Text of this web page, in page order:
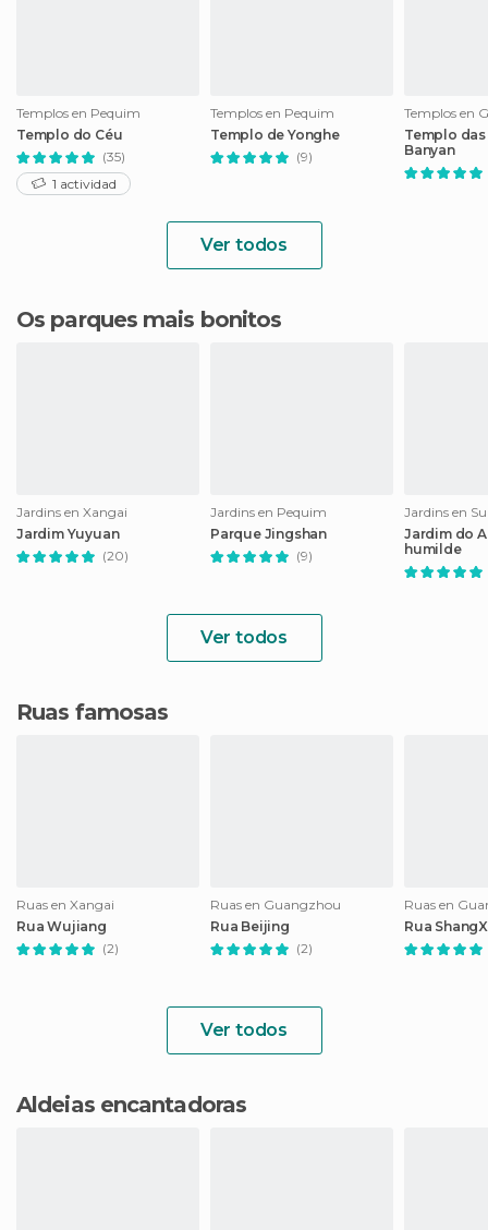
Templos en Pequim
Templo do Céu
(35)
1 actividad
Templos en Pequim
Templo de Yonghe
(9)
Templos en
Templo
Banyan
Ver todos
Os parques mais bonitos
Jardins en Xangai
Jardim Yuyuan
(20)
Jardins en Pequim
Parque Jingshan
(9)
Jardins en
Jardim do
humilde
Ver todos
Ruas famosas
Ruas en Xangai
Rua Wujiang
(2)
Ruas en Guangzhou
Rua Beijing
(2)
Ruas en
Rua
Ver todos
Aldeias encantadoras